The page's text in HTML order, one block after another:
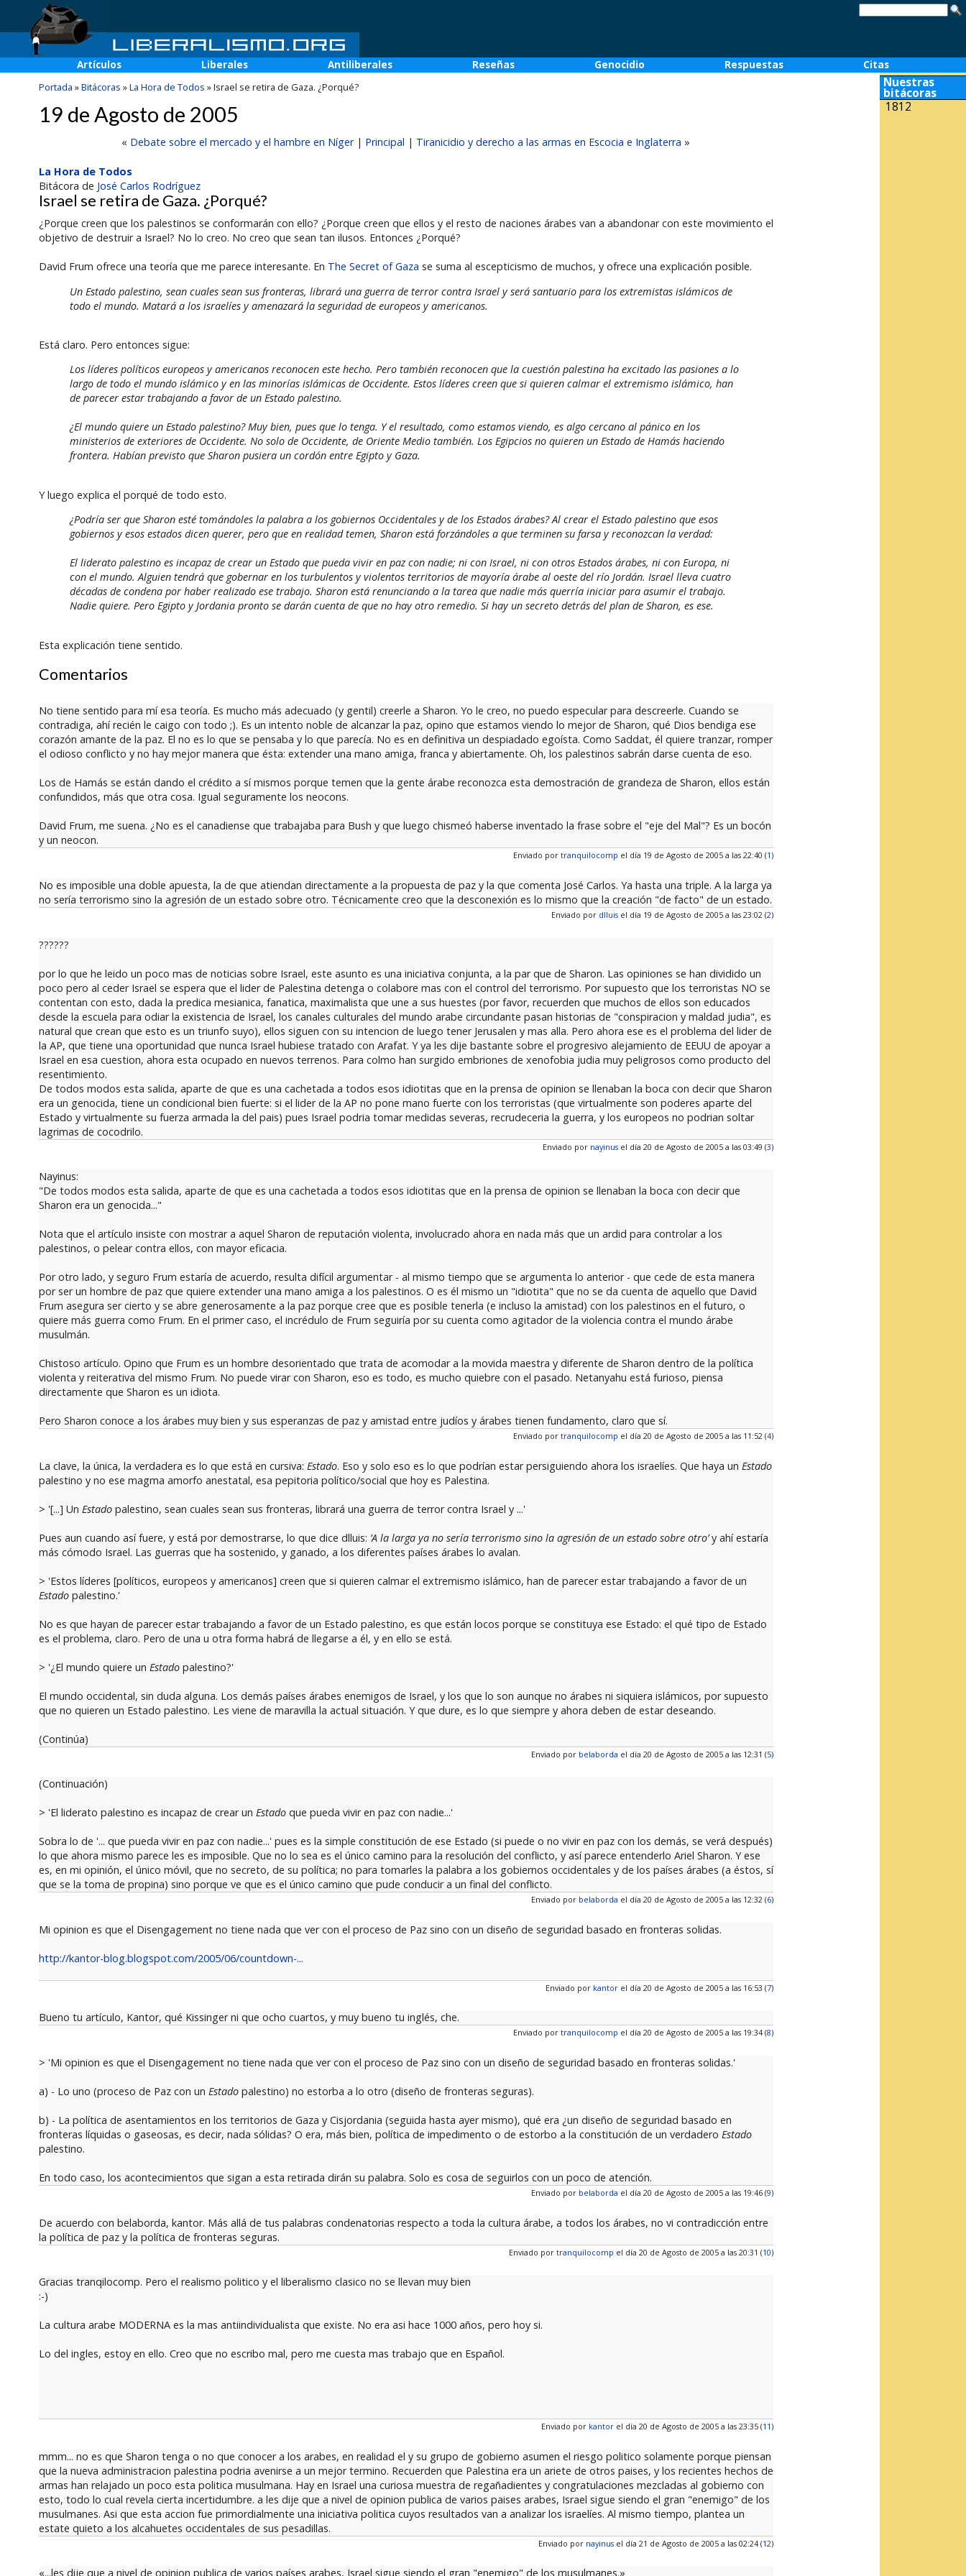
Artículos Liberales Antiliberales Reseñas Genocidio Respuestas
Citas
Portada »Bitácoras »La Hora de Todos »Israel se retira de Gaza. ¿Porqué?
19 de Agosto de 2005
« Debate sobre el mercado y el hambre en Níger| Principal | Tiranicidio y derecho a las armas en Escocia e Inglaterra »
La Hora de Todos
Bitácora de José Carlos Rodríguez
Israel se retira de Gaza. ¿Porqué?
¿Porque creen que los palestinos se conformarán con ello? ¿Porque creen que ellos y el resto de naciones árabes van a abandonar con este movimiento el
objetivo de destruir a Israel? No lo creo. No creo que sean tan ilusos. Entonces ¿Porqué?
David Frum ofrece una teoría que me parece interesante. En The Secret of Gaza se suma al escepticismo de muchos, y ofrece una explicación posible.
Un Estado palestino, sean cuales sean sus fronteras, librará una guerra de terror contra Israel y será santuario para los extremistas islámicos de
todo el mundo. Matará a los israelíes y amenazará la seguridad de europeos y americanos.
Está claro. Pero entonces sigue:
Los líderes políticos europeos y americanos reconocen este hecho. Pero también reconocen que la cuestión palestina ha excitado las pasiones a lo
largo de todo el mundo islámico y en las minorías islámicas de Occidente. Estos líderes creen que si quieren calmar el extremismo islámico, han
de parecer estar trabajando a favor de un Estado palestino.
¿El mundo quiere un Estado palestino? Muy bien, pues que lo tenga. Y el resultado, como estamos viendo, es algo cercano al pánico en los
ministerios de exteriores de Occidente. No solo de Occidente, de Oriente Medio también. Los Egipcios no quieren un Estado de Hamás haciendo
frontera. Habían previsto que Sharon pusiera un cordón entre Egipto y Gaza.
Y luego explica el porqué de todo esto.
¿Podría ser que Sharon esté tomándoles la palabra a los gobiernos Occidentales y de los Estados árabes? Al crear el Estado palestino que esos
gobiernos y esos estados dicen querer, pero que en realidad temen, Sharon está forzándoles a que terminen su farsa y reconozcan la verdad:
El liderato palestino es incapaz de crear un Estado que pueda vivir en paz con nadie; ni con Israel, ni con otros Estados árabes, ni con Europa, ni
con el mundo. Alguien tendrá que gobernar en los turbulentos y violentos territorios de mayoría árabe al oeste del río Jordán. Israel lleva cuatro
décadas de condena por haber realizado ese trabajo. Sharon está renunciando a la tarea que nadie más querría iniciar para asumir el trabajo.
Nadie quiere. Pero Egipto y Jordania pronto se darán cuenta de que no hay otro remedio. Si hay un secreto detrás del plan de Sharon, es ese.
Esta explicación tiene sentido.
Comentarios
No tiene sentido para mí esa teoría. Es mucho más adecuado (y gentil) creerle a Sharon. Yo le creo, no puedo especular para descreerle. Cuando se
contradiga, ahí recién le caigo con todo ;). Es un intento noble de alcanzar la paz, opino que estamos viendo lo mejor de Sharon, qué Dios bendiga ese
corazón amante de la paz. El no es lo que se pensaba y lo que parecía. No es en definitiva un despiadado egoísta. Como Saddat, él quiere tranzar, romper
el odioso conflicto y no hay mejor manera que ésta: extender una mano amiga, franca y abiertamente. Oh, los palestinos sabrán darse cuenta de eso.
Los de Hamás se están dando el crédito a sí mismos porque temen que la gente árabe reconozca esta demostración de grandeza de Sharon, ellos están
confundidos, más que otra cosa. Igual seguramente los neocons.
David Frum, me suena. ¿No es el canadiense que trabajaba para Bush y que luego chismeó haberse inventado la frase sobre el "eje del Mal"? Es un bocón
y un neocon.
Enviado portranquilocomp el día 19 de Agosto de 2005 a las 22:40 (1)
No es imposible una doble apuesta, la de que atiendan directamente a la propuesta de paz y la que comenta José Carlos. Ya hasta una triple. A la larga ya
no sería terrorismo sino la agresión de un estado sobre otro. Técnicamente creo que la desconexión es lo mismo que la creación "de facto" de un estado.
Enviado por dlluis el día 19 de Agosto de 2005 a las 23:02 (2)
??????
por lo que he leido un poco mas de noticias sobre Israel, este asunto es una iniciativa conjunta, a la par que de Sharon. Las opiniones se han dividido un
poco pero al ceder Israel se espera que el lider de Palestina detenga o colabore mas con el control del terrorismo. Por supuesto que los terroristas NO se
contentan con esto, dada la predica mesianica, fanatica, maximalista que une a sus huestes (por favor, recuerden que muchos de ellos son educados
desde la escuela para odiar la existencia de Israel, los canales culturales del mundo arabe circundante pasan historias de "conspiracion y maldad judia", es
natural que crean que esto es un triunfo suyo), ellos siguen con su intencion de luego tener Jerusalen y mas alla. Pero ahora ese es el problema del lider de
la AP, que tiene una oportunidad que nunca Israel hubiese tratado con Arafat. Y ya les dije bastante sobre el progresivo alejamiento de EEUU de apoyar a
Israel en esa cuestion, ahora esta ocupado en nuevos terrenos. Para colmo han surgido embriones de xenofobia judia muy peligrosos como producto del
resentimiento.
De todos modos esta salida, aparte de que es una cachetada a todos esos idiotitas que en la prensa de opinion se llenaban la boca con decir que Sharon
era un genocida, tiene un condicional bien fuerte: si el lider de la AP no pone mano fuerte con los terroristas (que virtualmente son poderes aparte del
Estado y virtualmente su fuerza armada la del pais) pues Israel podria tomar medidas severas, recrudeceria la guerra, y los europeos no podrian soltar
lagrimas de cocodrilo.
Enviado por nayinus el día 20 de Agosto de 2005 a las 03:49 (3)
Nayinus:
"De todos modos esta salida, aparte de que es una cachetada a todos esos idiotitas que en la prensa de opinion se llenaban la boca con decir que
Sharon era un genocida..."
Nota que el artículo insiste con mostrar a aquel Sharon de reputación violenta, involucrado ahora en nada más que un ardid para controlar a los
palestinos, o pelear contra ellos, con mayor eficacia.
Por otro lado, y seguro Frum estaría de acuerdo, resulta difícil argumentar - al mismo tiempo que se argumenta lo anterior - que cede de esta manera
por ser un hombre de paz que quiere extender una mano amiga a los palestinos. O es él mismo un "idiotita" que no se da cuenta de aquello que David
Frum asegura ser cierto y se abre generosamente a la paz porque cree que es posible tenerla (e incluso la amistad) con los palestinos en el futuro, o
quiere más guerra como Frum. En el primer caso, el incrédulo de Frum seguiría por su cuenta como agitador de la violencia contra el mundo árabe
musulmán.
Chistoso artículo. Opino que Frum es un hombre desorientado que trata de acomodar a la movida maestra y diferente de Sharon dentro de la política
violenta y reiterativa del mismo Frum. No puede virar con Sharon, eso es todo, es mucho quiebre con el pasado. Netanyahu está furioso, piensa
directamente que Sharon es un idiota.
Pero Sharon conoce a los árabes muy bien y sus esperanzas de paz y amistad entre judíos y árabes tienen fundamento, claro que sí.
Enviado portranquilocomp el día 20 de Agosto de 2005 a las 11:52 (4)
La clave, la única, la verdadera es lo que está en cursiva: Estado. Eso y solo eso es lo que podrían estar persiguiendo ahora los israelíes. Que haya un Estado
palestino y no ese magma amorfo anestatal, esa pepitoria político/social que hoy es Palestina.
> '[...] Un Estadopalestino, sean cuales sean sus fronteras, librará una guerra de terror contra Israel y ...'
Pues aun cuando así fuere, y está por demostrarse, lo que dice dlluis: ’A la larga ya no sería terrorismo sino la agresión de un estado sobre otro’y ahí estaría
más cómodo Israel. Las guerras que ha sostenido, y ganado, a los diferentes países árabes lo avalan.
> 'Estos líderes [políticos, europeos y americanos] creen que si quieren calmar el extremismo islámico, han de parecer estar trabajando a favor de un
Estadopalestino.'
No es que hayan de parecer estar trabajando a favor de un Estado palestino, es que están locos porque se constituya ese Estado: el qué tipo de Estado
es el problema, claro. Pero de una u otra forma habrá de llegarse a él, y en ello se está.
> '¿El mundo quiere un Estadopalestino?'
El mundo occidental, sin duda alguna. Los demás países árabes enemigos de Israel, y los que lo son aunque no árabes ni siquiera islámicos, por supuesto
que no quieren un Estado palestino. Les viene de maravilla la actual situación. Y que dure, es lo que siempre y ahora deben de estar deseando.
(Continúa)
Enviado por belaborda el día 20 de Agosto de 2005 a las 12:31 (5)
(Continuación)
> 'El liderato palestino es incapaz de crear un Estadoque pueda vivir en paz con nadie...'
Sobra lo de '... que pueda vivir en paz con nadie...' pues es la simple constitución de ese Estado (si puede o no vivir en paz con los demás, se verá después)
lo que ahora mismo parece les es imposible. Que no lo sea es el único camino para la resolución del conflicto, y así parece entenderlo Ariel Sharon. Y ese
es, en mi opinión, el único móvil, que no secreto, de su política; no para tomarles la palabra a los gobiernos occidentales y de los países árabes (a éstos, sí
que se la toma de propina) sino porque ve que es el único camino que pude conducir a un final del conflicto.
Enviado por belaborda el día 20 de Agosto de 2005 a las 12:32 (6)
Mi opinion es que el Disengagement no tiene nada que ver con el proceso de Paz sino con un diseño de seguridad basado en fronteras solidas.
http://kantor-blog.blogspot.com/2005/06/countdown-...
Enviado por kantor el día 20 de Agosto de 2005 a las 16:53 (7)
Bueno tu artículo, Kantor, qué Kissinger ni que ocho cuartos, y muy bueno tu inglés, che.
Enviado portranquilocomp el día 20 de Agosto de 2005 a las 19:34 (8)
> 'Mi opinion es que el Disengagement no tiene nada que ver con el proceso de Paz sino con un diseño de seguridad basado en fronteras solidas.'
a) - Lo uno (proceso de Paz con un Estadopalestino) no estorba a lo otro (diseño de fronteras seguras).
b) - La política de asentamientos en los territorios de Gaza y Cisjordania (seguida hasta ayer mismo), qué era ¿un diseño de seguridad basado en
fronteras líquidas o gaseosas, es decir, nada sólidas? O era, más bien, política de impedimento o de estorbo a la constitución de un verdadero Estado
palestino.
En todo caso, los acontecimientos que sigan a esta retirada dirán su palabra. Solo es cosa de seguirlos con un poco de atención.
Enviado por belaborda el día 20 de Agosto de 2005 a las 19:46 (9)
De acuerdo con belaborda, kantor. Más allá de tus palabras condenatorias respecto a toda la cultura árabe, a todos los árabes, no vi contradicción entre
la política de paz y la política de fronteras seguras.
Enviado portranquilocomp el día 20 de Agosto de 2005 a las 20:31 (10)
Gracias tranqilocomp. Pero el realismo politico y el liberalismo clasico no se llevan muy bien
:-)
La cultura arabe MODERNA es la mas antiindividualista que existe. No era asi hace 1000 años, pero hoy si.
Lo del ingles, estoy en ello. Creo que no escribo mal, pero me cuesta mas trabajo que en Español.
Enviado por kantor el día 20 de Agosto de 2005 a las 23:35 (11)
mmm... no es que Sharon tenga o no que conocer a los arabes, en realidad el y su grupo de gobierno asumen el riesgo politico solamente porque piensan
que la nueva administracion palestina podria avenirse a un mejor termino. Recuerden que Palestina era un ariete de otros paises, y los recientes hechos de
armas han relajado un poco esta politica musulmana. Hay en Israel una curiosa muestra de regañadientes y congratulaciones mezcladas al gobierno con
esto, todo lo cual revela cierta incertidumbre. a les dije que a nivel de opinion publica de varios paises arabes, Israel sigue siendo el gran "enemigo" de los
musulmanes. Asi que esta accion fue primordialmente una iniciativa politica cuyos resultados van a analizar los israelíes. Al mismo tiempo, plantea un
estate quieto a los alcahuetes occidentales de sus pesadillas.
Enviado por nayinus el día 21 de Agosto de 2005 a las 02:24 (12)
«...les dije que a nivel de opinion publica de varios países arabes, Israel sigue siendo el gran "enemigo" de los musulmanes.»
Nuestras
bitácoras
1812